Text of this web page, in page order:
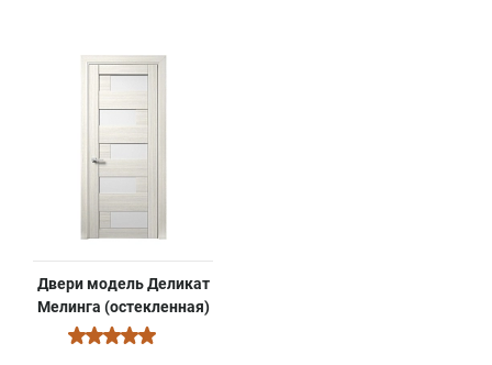
Двери модель Деликат
Мелинга (остекленная)